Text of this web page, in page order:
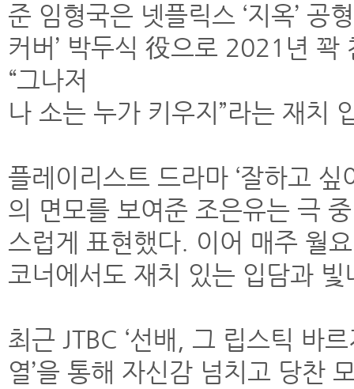
준 임형국은 넷플릭스 ‘지옥’ 공
커버’ 박두식 役으로 2021년 꽉
“그나저
나 소는 누가 키우지”라는 재치
플레이리스트 드라마 ‘잘하고
의 면모를 보여준 조은유는 극 중
스럽게 표현했다. 이어 매주 월
코너에서도 재치 있는 입담과
최근 JTBC ‘선배, 그 립스틱 바
열’을 통해 자신감 넘치고 당찬